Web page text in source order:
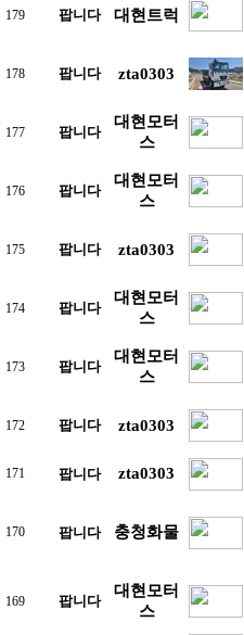
179 팝니다 대현트럭
178 팝니다 zta0303
177 팝니다
대현모터
스
176 팝니다
대현모터
스
175 팝니다 zta0303
174 팝니다
대현모터
스
173 팝니다
대현모터
스
172 팝니다 zta0303
171 팝니다 zta0303
170 팝니다 충청화물
169 팝니다
대현모터
스